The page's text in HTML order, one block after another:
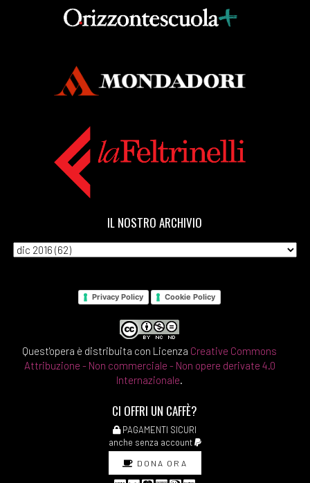
IL NOSTRO ARCHIVIO
Privacy Policy Cookie Policy
Quest'opera è distribuita con Licenza Creative Commons
Attribuzione - Non commerciale - Non opere derivate 4.0
Internazionale.
CI OFFRI UN CAFFÈ?
PAGAMENTI SICURI
anche senza account
DONA ORA